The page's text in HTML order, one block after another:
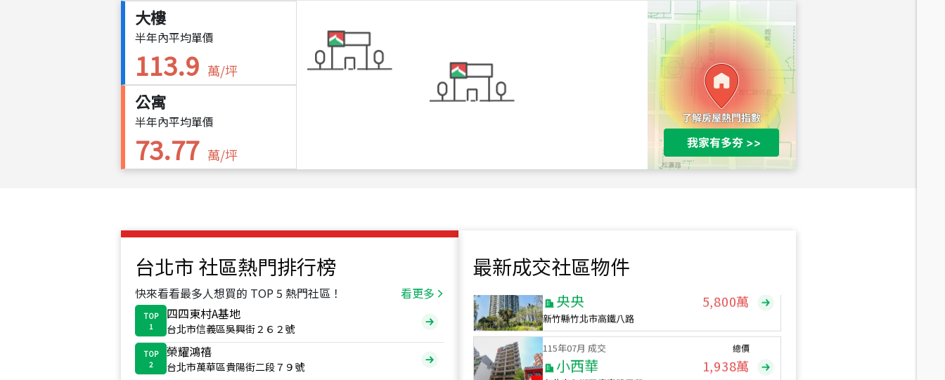
大樓
半年內平均單價
113.9 萬/坪
公寓
半年內平均單價
73.77 萬/坪
台北市 社區熱門排行榜
快來看看最多人想買的 TOP 5 熱門社區！ 看更多
TOP
1
四四東村A基地
台北市信義區吳興街２６２號
TOP
2
榮耀鴻禧
台北市萬華區貴陽街二段７９號
最新成交社區物件
總價
1,020萬
總價
490萬
新竹市新竹市慈祥路
總價
1,808萬
115年07月 成交
新竹縣竹北市高鐵八路
115年07月 成交
小西華
台北市內湖區康寧路三段
總價
1,938萬